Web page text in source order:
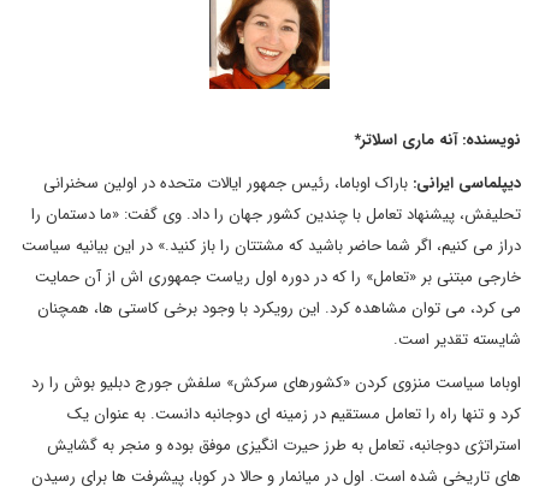
نویسنده: آنه ماری اسلاتر*
دیپلماسی ایرانی: باراک اوباما، رئیس جمهور ایالات متحده در اولین سخنرانی
تحلیفش، پیشنهاد تعامل با چندین کشور جهان را داد. وی گفت: «ما دستمان را
دراز می کنیم، اگر شما حاضر باشید که مشتتان را باز کنید.» در این بیانیه سیاست
خارجی مبتنی بر «تعامل» را که در دوره اول ریاست جمهوری اش از آن حمایت
می کرد، می توان مشاهده کرد. این رویکرد با وجود برخی کاستی ها، همچنان
شایسته تقدیر است.
اوباما سیاست منزوی کردن «کشورهای سرکش» سلفش جورج دبلیو بوش را رد
کرد و تنها راه را تعامل مستقیم در زمینه ای دوجانبه دانست. به عنوان یک
استراتژی دوجانبه، تعامل به طرز حیرت انگیزی موفق بوده و منجر به گشایش
های تاریخی شده است. اول در میانمار و حالا در کوبا، پیشرفت ها برای رسیدن